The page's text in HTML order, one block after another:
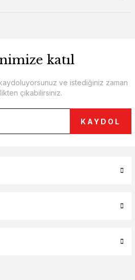
katıl
kaydoluyorsunuz ve istediğiniz zaman
çıkabilirsiniz.
KAYDOL